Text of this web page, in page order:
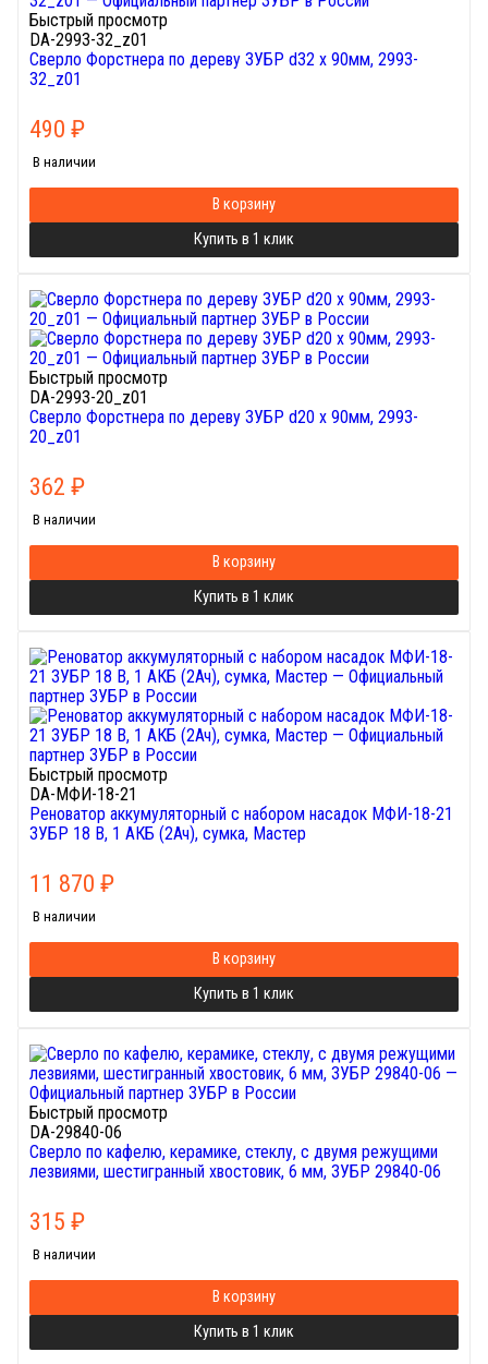
Быстрый просмотр
DA-2993-32_z01
Cверло Форстнера по дереву ЗУБР d32 x 90мм, 2993-
32_z01
490 ₽
В наличии
В корзину
Купить в 1 клик
Быстрый просмотр
DA-2993-20_z01
Cверло Форстнера по дереву ЗУБР d20 x 90мм, 2993-
20_z01
362 ₽
В наличии
В корзину
Купить в 1 клик
Быстрый просмотр
DA-МФИ-18-21
Реноватор аккумуляторный с набором насадок МФИ-18-21
ЗУБР 18 В, 1 АКБ (2Ач), сумка, Мастер
11 870 ₽
В наличии
В корзину
Купить в 1 клик
Быстрый просмотр
DA-29840-06
Сверло по кафелю, керамике, стеклу, с двумя режущими
лезвиями, шестигранный хвостовик, 6 мм, ЗУБР 29840-06
315 ₽
В наличии
В корзину
Купить в 1 клик